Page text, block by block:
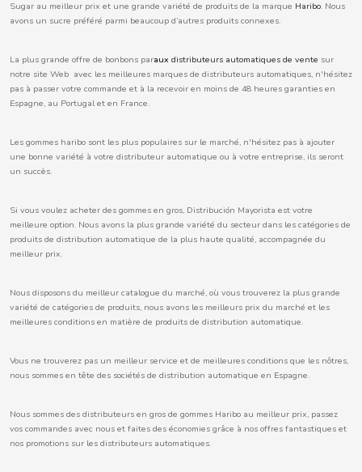
CACAOLAT
CADBURY
CAFÉ BONKA
CAMPOFRIO
CAPRIMO
CARRETILLA
CASAMAYOR
Sugar au meilleur prix et une grande variété de produits de la marque Haribo. Nous
avons un sucre préféré parmi beaucoup d’autres produits connexes.
La plus grande offre de bonbons paraux distributeurs automatiques de vente sur
notre site Web avec les meilleures marques de distributeurs automatiques, n'hésitez
pas à passer votre commande et à la recevoir en moins de 48 heures garanties en
Espagne, au Portugal et en France.
Les gommes haribo sont les plus populaires sur le marché, n'hésitez pas à ajouter
une bonne variété à votre distributeur automatique ou à votre entreprise, ils seront
un succès.
Si vous voulez acheter des gommes en gros, Distribución Mayorista est votre
meilleure option. Nous avons la plus grande variété du secteur dans les catégories de
produits de distribution automatique de la plus haute qualité, accompagnée du
meilleur prix.
Nous disposons du meilleur catalogue du marché, où vous trouverez la plus grande
variété de catégories de produits, nous avons les meilleurs prix du marché et les
meilleures conditions en matière de produits de distribution automatique.
Vous ne trouverez pas un meilleur service et de meilleures conditions que les nôtres,
nous sommes en tête des sociétés de distribution automatique en Espagne.
Nous sommes des distributeurs en gros de gommes Haribo au meilleur prix, passez
vos commandes avec nous et faites des économies grâce à nos offres fantastiques et
nos promotions sur les distributeurs automatiques.